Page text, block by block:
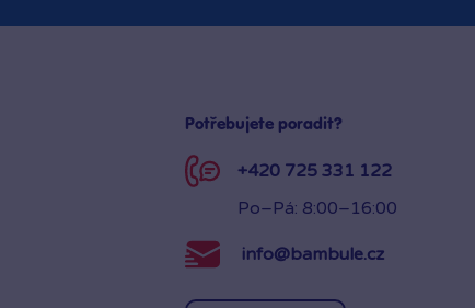
Potřebujete poradit?
+420 725 331 122
Po–Pá: 8:00–16:00
info@bambule.cz